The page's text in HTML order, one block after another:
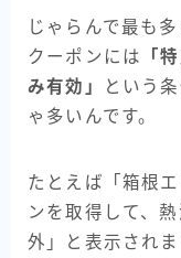
じゃらんで最も
クーポンには
「
み有効」
という
ゃ多いんです。
たとえば「箱根
ンを取得して、
外」と表示され